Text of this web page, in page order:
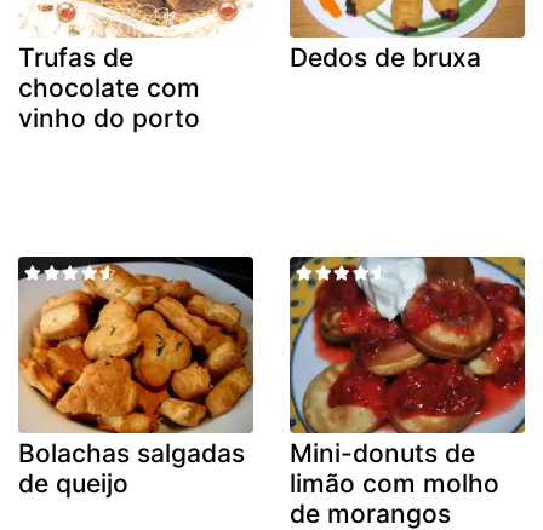
Trufas de
chocolate com
vinho do porto
Dedos de bruxa
Bolachas salgadas
de queijo
Mini-donuts de
limão com molho
de morangos